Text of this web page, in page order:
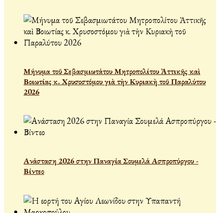
Μήνυμα τοῦ Σεβασμιωτάτου Μητροπολίτου Ἀττικῆς καὶ
Βοιωτίας κ. Χρυσοστόμου γιὰ τὴν Κυριακὴ τοῦ Παραλύτου
2026
Ανάσταση 2026 στην Παναγία Σουμελά Ασπροπύργου -
Βίντεο